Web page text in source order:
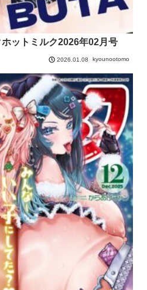
ホットミルク2026年02月号
2026.01.08 kyounootomo